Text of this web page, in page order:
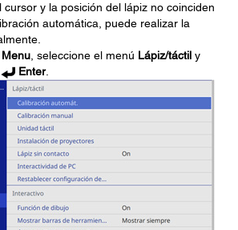
cursor y la posición del lápiz no coinciden
automática, puede realizar la
Menu , seleccione el menú Lápiz/táctil y
Enter.